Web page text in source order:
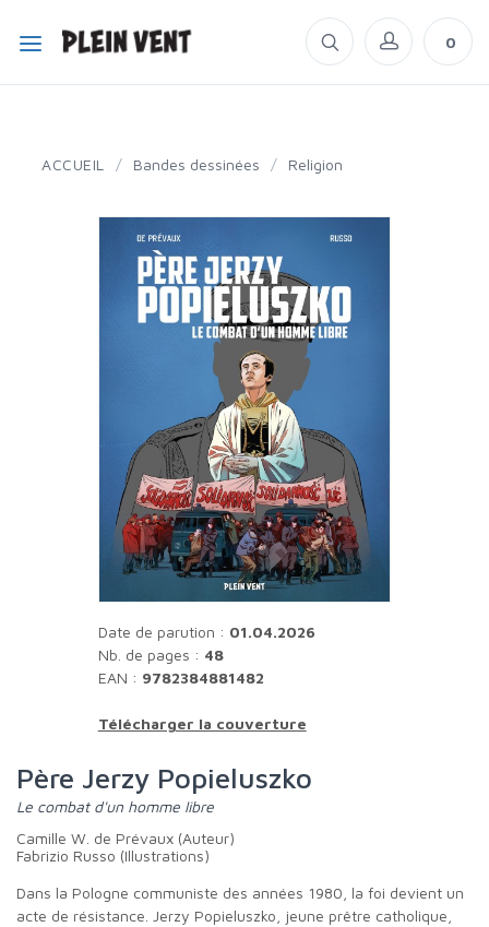
0
ACCUEIL / Bandes dessinées / Religion
Date de parution : 01.04.2026
Nb. de pages : 48
EAN : 9782384881482
Télécharger la couverture
Père Jerzy Popieluszko
Le combat d'un homme libre
Camille W. de Prévaux (Auteur)
Fabrizio Russo (Illustrations)
Dans la Pologne communiste des années 1980, la foi devient un
acte de résistance. Jerzy Popieluszko, jeune prêtre catholique,